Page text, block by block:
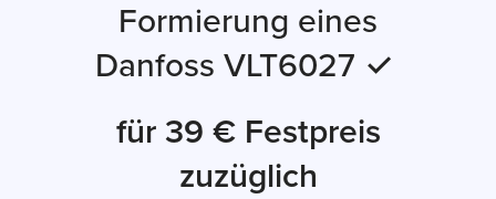
Formierung eines
Danfoss VLT6027 ✓
für 39 € Festpreis
zuzüglich